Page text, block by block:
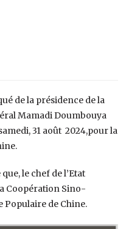
de la présidence de la
Mamadi Doumbouya
31 août 2024,pour la
le chef de l’Etat
Coopération Sino-
Populaire de Chine.